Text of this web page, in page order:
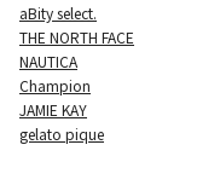
aBity select.
THE NORTH FACE
NAUTICA
Champion
JAMIE KAY
gelato pique